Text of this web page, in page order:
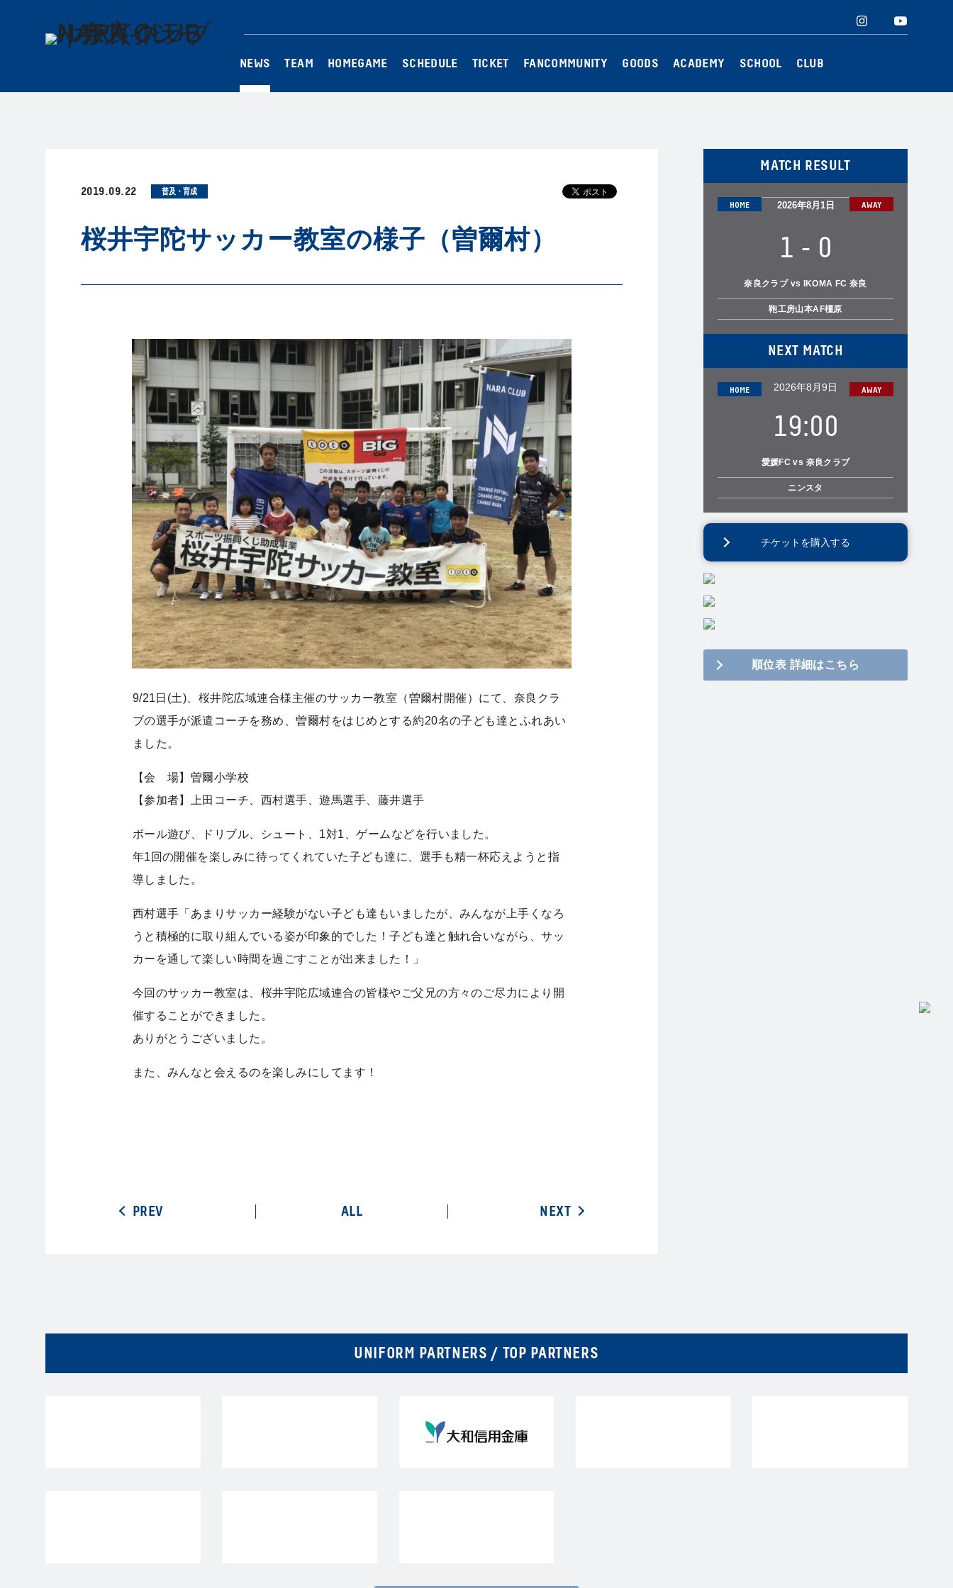
NEWS TEAM HOMEGAME SCHEDULE TICKET FANCOMMUNITY GOODS ACADEMY SCHOOL CLUB
TwitterInstagramFacebook
2019.09.22 普及・育成
桜井宇陀サッカー教室の様子（曽爾村）
9/21日(土)、桜井陀広域連合様主催のサッカー教室（曽爾村開催）にて、奈良クラ
ブの選手が派遣コーチを務め、曽爾村をはじめとする約20名の子ども達とふれあい
ました。
【会 場】曽爾小学校
【参加者】上田コーチ、西村選手、遊馬選手、藤井選手
ボール遊び、ドリブル、シュート、1対1、ゲームなどを行いました。
年1回の開催を楽しみに待ってくれていた子ども達に、選手も精一杯応えようと指
導しました。
西村選手「あまりサッカー経験がない子ども達もいましたが、みんなが上手くなろ
うと積極的に取り組んでいる姿が印象的でした！子ども達と触れ合いながら、サッ
カーを通して楽しい時間を過ごすことが出来ました！」
今回のサッカー教室は、桜井宇陀広域連合の皆様やご父兄の方々のご尽力により開
催することができました。
ありがとうございました。
また、みんなと会えるのを楽しみにしてます！
PREV ALL NEXT
MATCH RESULT
2026年8月1日
1 - 0
鞄工房山本AF橿原
奈良クラブ vs IKOMA FC 奈良
NEXT MATCH
2026年8月9日
19:00
ニンスタ
愛媛FC vs 奈良クラブ
チケットを購入する
順位表 詳細はこちら
UNIFORM PARTNERS / TOP PARTNERS